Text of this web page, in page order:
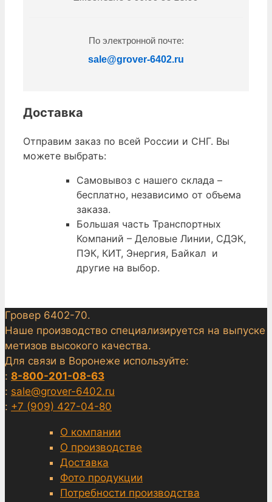
По электронной почте:
sale@grover-6402.ru
Доставка
Отправим заказ по всей России и СНГ. Вы
можете выбрать:
Самовывоз с нашего склада –
бесплатно, независимо от объема
заказа.
Большая часть Транспортных
Компаний – Деловые Линии, СДЭК,
ПЭК, КИТ, Энергия, Байкал и
другие на выбор.
Гровер 6402-70.
Наше производство специализируется на выпуске
метизов высокого качества.
Для связи в Воронеже используйте:
: 8-800-201-08-63
: sale@grover-6402.ru
: +7 (909) 427-04-80
О компании
О производстве
Доставка
Фото продукции
Потребности производства